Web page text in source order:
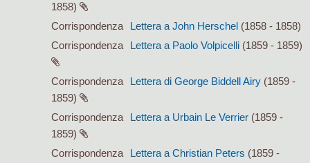
1858)
Corrispondenza
Lettera a John Herschel (1858 - 1858)
Corrispondenza
Lettera a Paolo Volpicelli (1859 - 1859)
Corrispondenza Lettera di George Biddell Airy (1859 -
1859)
Corrispondenza
Lettera a Urbain Le Verrier (1859 -
1859)
Corrispondenza
Lettera a Christian Peters (1859 -